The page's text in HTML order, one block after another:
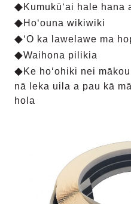
◆Kumukūʻai hale hana
◆Hoʻouna wikiwiki
◆ʻO ka lawelawe ma
◆Waihona pilikia
◆Ke hoʻohiki nei
nā leka uila a pau kā
hola